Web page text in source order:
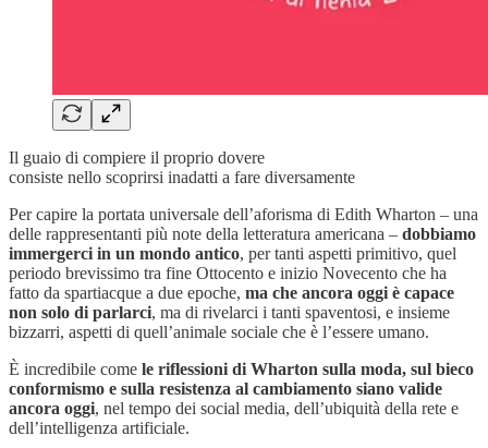
Il guaio di compiere il proprio dovere
consiste nello scoprirsi inadatti a fare diversamente
Per capire la portata universale dell’aforisma di Edith Wharton – una
delle rappresentanti più note della letteratura americana – dobbiamo
immergerci in un mondo antico, per tanti aspetti primitivo, quel
periodo brevissimo tra fine Ottocento e inizio Novecento che ha
fatto da spartiacque a due epoche, ma che ancora oggi è capace
non solo di parlarci, ma di rivelarci i tanti spaventosi, e insieme
bizzarri, aspetti di quell’animale sociale che è l’essere umano.
È incredibile come le riflessioni di Wharton sulla moda, sul bieco
conformismo e sulla resistenza al cambiamento siano valide
ancora oggi, nel tempo dei social media, dell’ubiquità della rete e
dell’intelligenza artificiale.